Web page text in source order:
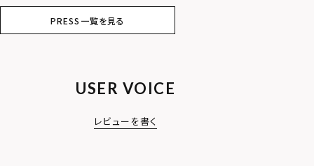
PRESS一覧を見る
USER VOICE
レビューを書く